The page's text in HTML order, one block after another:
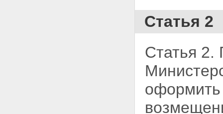
Статья 2
Статья 2.
оформить